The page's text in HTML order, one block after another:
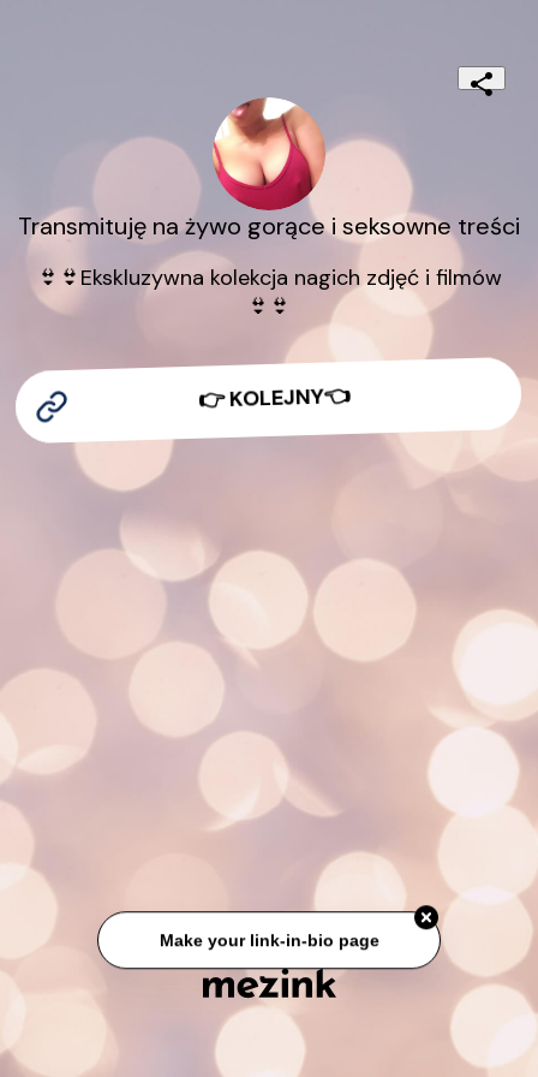
Transmituję na żywo gorące i seksowne treści
👙👙Ekskluzywna kolekcja nagich zdjęć i filmów
👙👙
👉 KOLEJNY👈
Make your link-in-bio page